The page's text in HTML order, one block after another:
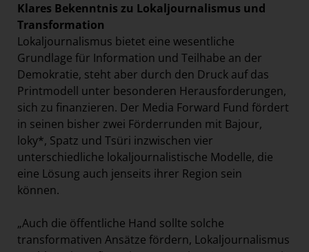
Klares Bekenntnis zu Lokaljournalismus und
Transformation
Lokaljournalismus bietet eine wesentliche
Grundlage für Information und Teilhabe an der
Demokratie, steht aber durch den Druck auf das
Printmodell unter besonderen Herausforderungen,
sich zu finanzieren. Der Media Forward Fund fördert
in seinen bisher zwei Förderrunden mit Bajour,
loky*, Spatz und Tsüri inzwischen vier
unterschiedliche lokaljournalistische Modelle, die
eine Lösung auch jenseits ihrer Region sein
können.
„Auch die öffentliche Hand sollte solche
transformativen Ansätze fördern, Lokaljournalismus